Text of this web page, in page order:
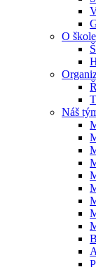
O škole
Náš